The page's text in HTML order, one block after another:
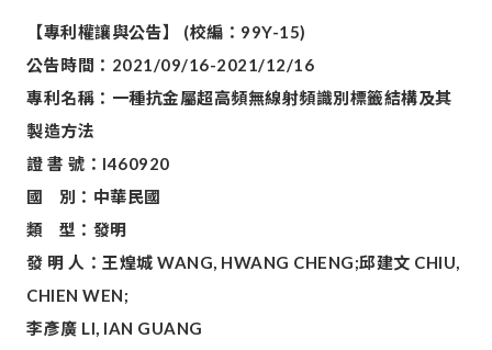
【專利權讓與公告】 (校編： 99Y-15)
公告時間： 2021/09/16-2021/12/16
專利名稱：一種抗金屬超高頻無線射頻識別標籤結構及其
製造方法
證 書 號： I460920
國
別：中華民國
類
型：發明
發 明 人：王煌城 WANG, HWANG CHENG;邱建文 CHIU,
CHIEN WEN;
李彥廣 LI, IAN GUANG